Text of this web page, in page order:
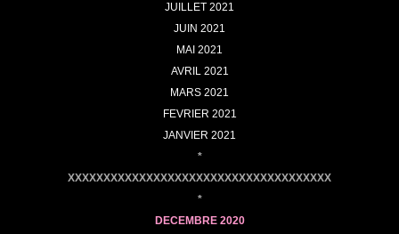
JUILLET 2021
JUIN 2021
MAI 2021
AVRIL 2021
MARS 2021
FEVRIER 2021
JANVIER 2021
*
XXXXXXXXXXXXXXXXXXXXXXXXXXXXXXXXXXXXX
*
DECEMBRE2020